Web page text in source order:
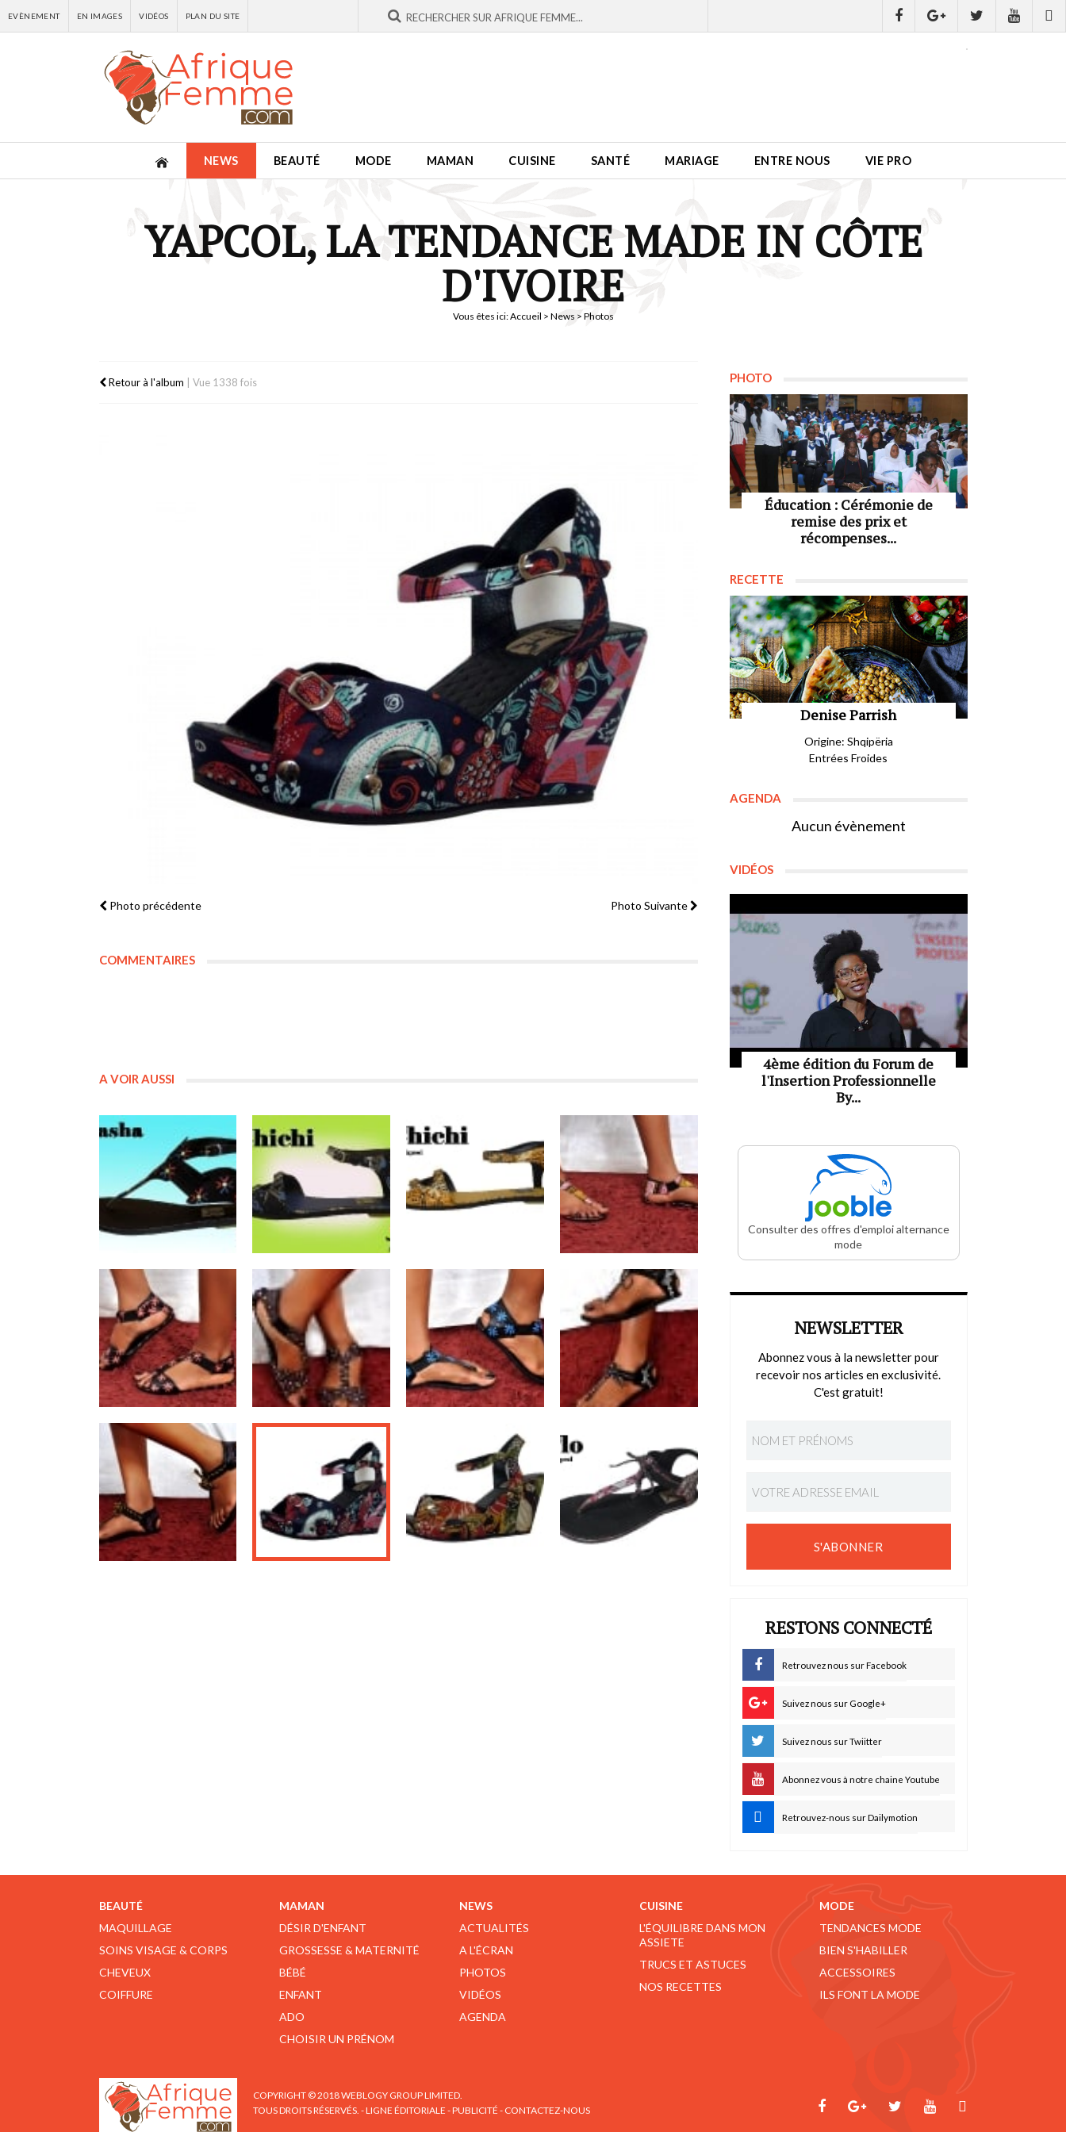
EVÈNEMENT EN IMAGES VIDÉOS PLAN DU SITE
NEWS BEAUTÉ MODE MAMAN CUISINE SANTÉ MARIAGE ENTRE NOUS VIE PRO
YAPCOL, LA TENDANCE MADE IN CÔTE
D'IVOIRE
Vous êtes ici:Accueil > News > Photos
Retour à l'album Vue 1338 fois
Photo précédente Photo Suivante
COMMENTAIRES
A VOIR AUSSI
PHOTO
Éducation : Cérémonie de
remise des prix et
récompenses...
RECETTE
Denise Parrish
Origine: Shqipëria
Entrées Froides
AGENDA
Aucun évènement
VIDÉOS
4ème édition du Forum de
l'Insertion Professionnelle
By...
Consulter des offres d'emploi alternance
mode
NEWSLETTER
Abonnez vous à la newsletter pour
recevoir nos articles en exclusivité.
C'est gratuit!
S'ABONNER
RESTONS CONNECTÉ
Retrouvez nous sur Facebook
Suivez nous sur Google+
Suivez nous sur Twiitter
Abonnez vous à notre chaine Youtube
Retrouvez-nous sur Dailymotion
BEAUTÉ
MAQUILLAGE
SOINS VISAGE & CORPS
CHEVEUX
COIFFURE
MAMAN
DÉSIR D'ENFANT
GROSSESSE & MATERNITÉ
BÉBÉ
ENFANT
ADO
CHOISIR UN PRÉNOM
NEWS
ACTUALITÉS
A L'ÉCRAN
PHOTOS
VIDÉOS
AGENDA
CUISINE
L'ÉQUILIBRE DANS MON
ASSIETE
TRUCS ET ASTUCES
NOS RECETTES
MODE
TENDANCES MODE
BIEN S'HABILLER
ACCESSOIRES
ILS FONT LA MODE
COPYRIGHT © 2018 WEBLOGY GROUP LIMITED.
TOUS DROITS RÉSERVÉS. -LIGNE ÉDITORIALE -PUBLICITÉ - CONTACTEZ-NOUS